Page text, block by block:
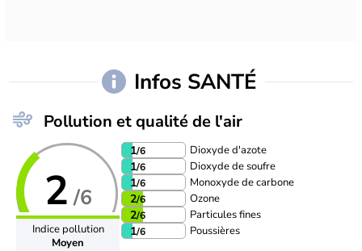
Infos SANTÉ
Pollution et qualité de l'air
2 /6
Indice pollution
Moyen
1/6 Dioxyde d'azote
1/6 Dioxyde de soufre
1/6 Monoxyde de carbone
2/6 Ozone
2/6 Particules fines
1/6 Poussières